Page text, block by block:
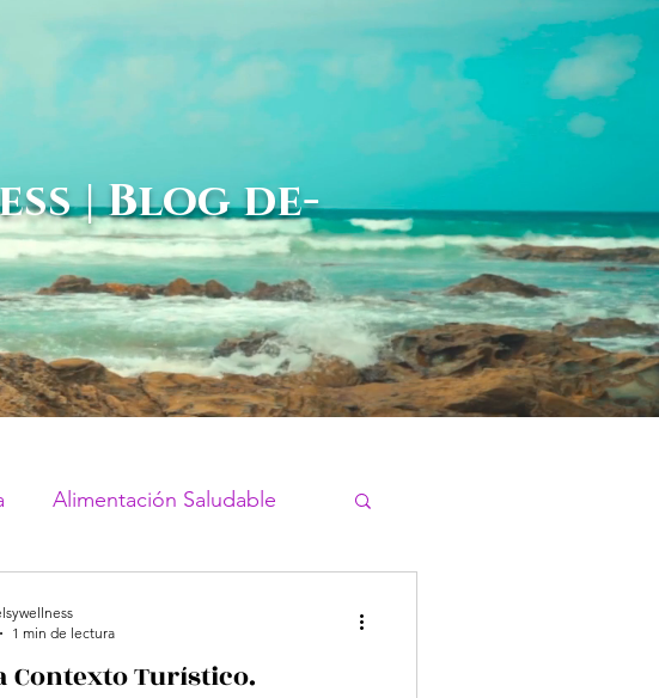
| Blog de
Alimentación Saludable
Contexto Turístico.
1 min de lectura